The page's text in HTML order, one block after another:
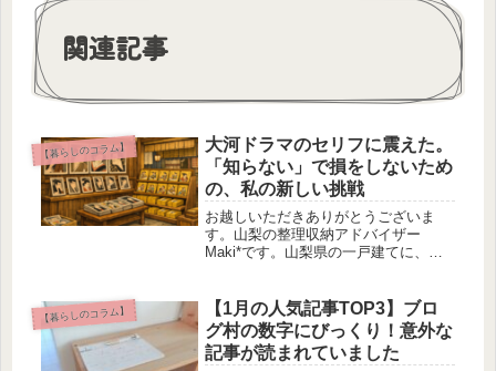
関連記事
【暮らしのコラム】
大河ドラマのセリフに震えた。
「知らない」で損をしないため
の、私の新しい挑戦
お越しいただきありがとうございま
す。山梨の整理収納アドバイザー
Maki*です。山梨県の一戸建てに、夫
して、これまでに20件ほどの片付けサ
ポートを経験。「心・モノ・お金を整
え...
【暮らしのコラム】
【1月の人気記事TOP3】ブロ
グ村の数字にびっくり！意外な
記事が読まれていました